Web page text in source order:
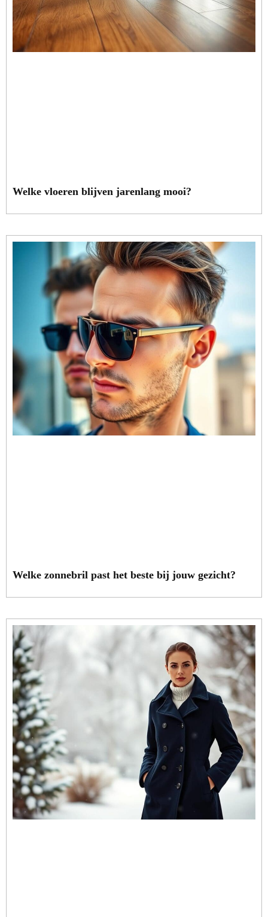
Welke vloeren blijven jarenlang mooi?
Welke zonnebril past het beste bij jouw gezicht?